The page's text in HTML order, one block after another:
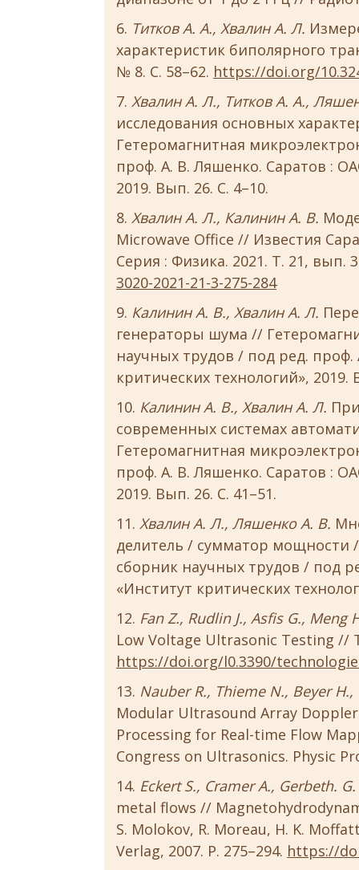
Титков А. А., Хвалин А. Л.
характеристик биполярного
№ 8. С. 58–62. https://doi.org/
Хвалин А. Л., Титков А. А.,
исследования основных
Гетеромагнитная
проф. А. В. Ляшенко. Саратов :
2019. Вып. 26. С. 4–10.
Хвалин А. Л., Калинин А. В.
Microwave Office // Известия
Серия : Физика. 2021. Т. 21, вып.
3020-2021-21-3-275-284
Калинин А. В., Хвалин А. Л.
генераторы шума //
научных трудов / под ред.
критических технологий», 2019.
Калинин А. В., Хвалин А. Л.
современных системах
Гетеромагнитная
проф. А. В. Ляшенко. Саратов :
2019. Вып. 26. С. 41–51.
Хвалин А. Л., Ляшенко А. В.
делитель / сумматор мощности
сборник научных трудов / под
«Институт критических
Fan Z., Rudlin J., Asfis G., Meng
Low Voltage Ultrasonic Testing //
https://doi.org/l0.3390/
Nauber R., Thieme N., Beyer H.,
Modular Ultrasound Array
Processing for Real-time Flow
Congress on Ultrasonics. Physic
Eckert S., Cramer A., Gerbeth. G.
metal flows //
S. Molokov, R. Moreau, H. K.
Verlag, 2007. P. 275–294. https://